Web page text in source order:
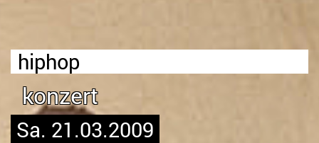
hiphop
konzert
Sa. 21.03.2009